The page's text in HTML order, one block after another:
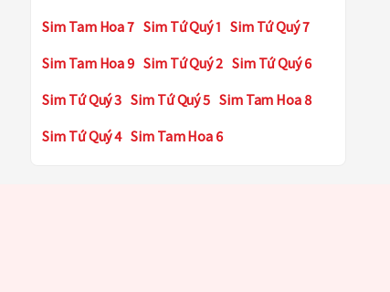
Sim Tam Hoa 7 Sim Tứ Quý 1 Sim Tứ Quý 7
Sim Tam Hoa 9 Sim Tứ Quý 2 Sim Tứ Quý 6
Sim Tứ Quý 3 Sim Tứ Quý 5 Sim Tam Hoa 8
Sim Tứ Quý 4 Sim Tam Hoa 6